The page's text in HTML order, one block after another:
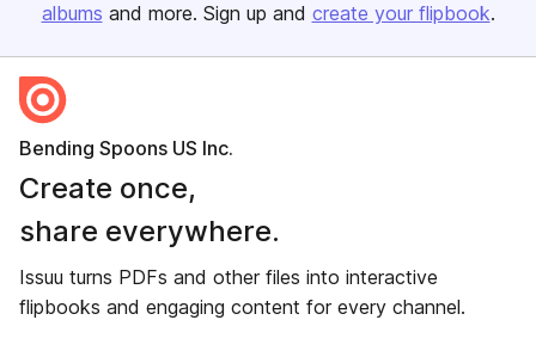
albums and more. Sign up and create your flipbook.
Bending Spoons US Inc.
Create once,
share everywhere.
Issuu turns PDFs and other files into interactive
flipbooks and engaging content for every channel.